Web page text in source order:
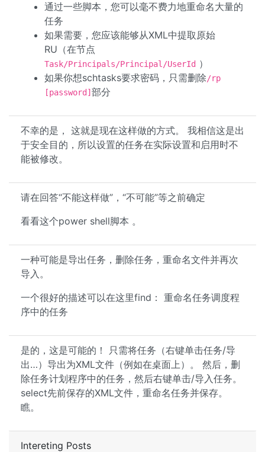
Intereting Posts
通过一些脚本，您可以毫不费力地重命名大量的
任务
如果需要，您应该能够从XML中提取原始
RU（在节点
Task/Principals/Principal/UserId ）
如果你想schtasks要求密码，只需删除/rp
[password] 部分
不幸的是， 这就是现在这样做的方式。 我相信这是出
于安全目的，所以设置的任务在实际设置和启用时不
能被修改。
请在回答“不能这样做”，“不可能”等之前确定
看看这个power shell脚本 。
一种可能是导出任务，删除任务，重命名文件并再次
导入。
一个很好的描述可以在这里find： 重命名任务调度程
序中的任务
是的，这是可能的！ 只需将任务（右键单击任务/导
出…）导出为XML文件（例如在桌面上）。 然后，删
除任务计划程序中的任务，然后右键单击/导入任务。
select先前保存的XML文件，重命名任务并保存。
瞧。